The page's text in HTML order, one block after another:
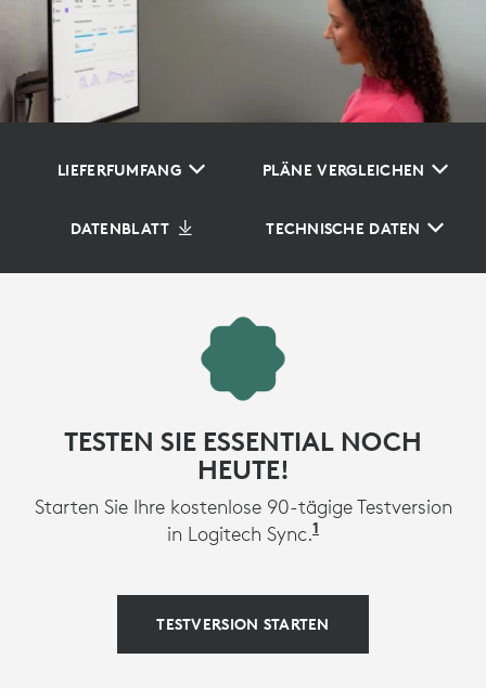
LIEFERFUMFANG PLÄNE VERGLEICHEN
DATENBLATT TECHNISCHE DATEN
TESTEN SIE ESSENTIAL NOCH
HEUTE!
Starten Sie Ihre kostenlose 90-tägige Testversion
in Logitech Sync.1
TESTVERSION STARTEN